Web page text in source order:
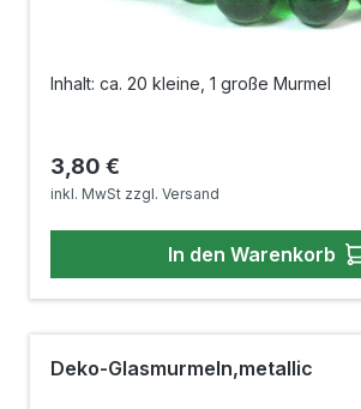
Inhalt: ca. 20 kleine, 1 große Murmel
Regulärer Preis:
3,80 €
inkl. MwSt zzgl. Versand
In den Warenkorb
Deko-Glasmurmeln,metallic